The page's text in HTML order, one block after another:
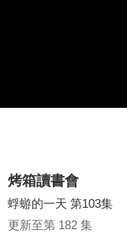
烤箱讀書會
蜉蝣的一天 第103集
更新至第 182 集